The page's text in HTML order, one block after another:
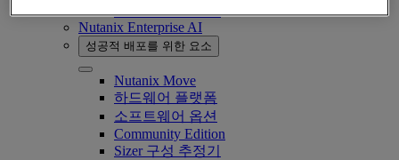
Nutanix Data Lens
Nutanix Enterprise AI
성공적 배포를 위한 요소
Nutanix Move
하드웨어 플랫폼
소프트웨어 옵션
Community Edition
Sizer 구성 추정기